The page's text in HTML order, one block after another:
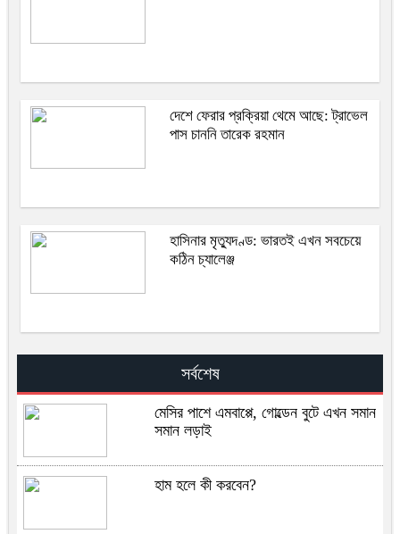
দেশে ফেরার প্রক্রিয়া থেমে আছে: ট্রাভেল
পাস চাননি তারেক রহমান
হাসিনার মৃত্যুদণ্ড: ভারতই এখন সবচেয়ে
কঠিন চ্যালেঞ্জ
সর্বশেষ
মেসির পাশে এমবাপ্পে, গোল্ডেন বুটে এখন সমান
সমান লড়াই
হাম হলে কী করবেন?